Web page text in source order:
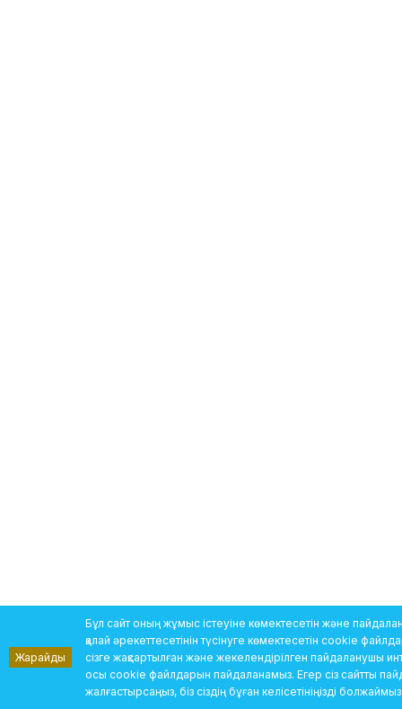
Жарайды
Бұл сайт оның жұмыс істеуіне көмектесетін және
қалай әрекеттесетінін түсінуге көмектесетін cookie
сізге жақсартылған және жекелендірілген пайдаланушы
осы cookie файлдарын пайдаланамыз. Егер сіз сайтты
жалғастырсаңыз, біз сіздің бұған келісетініңізді